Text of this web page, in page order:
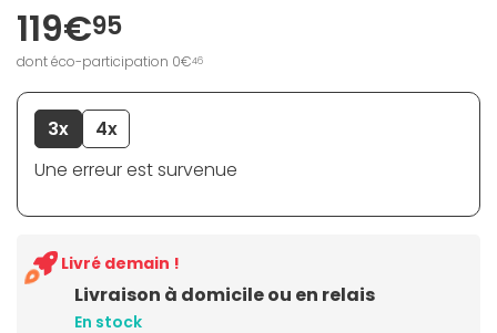
119€95
dont éco-participation 0€46
3x
4x
Une erreur est survenue
Livraison à domicile ou en relais
En stock
Livré demain !